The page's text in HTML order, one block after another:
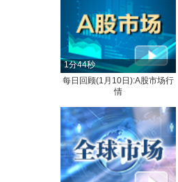
1分44秒
每日回顾(1月10日):A股市场行
情